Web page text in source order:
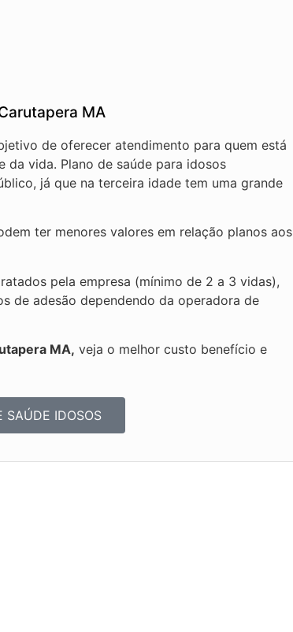
MA
de oferecer atendimento para quem está
da vida. Plano de saúde para idosos
já que na terceira idade tem uma grande
ter menores valores em relação planos aos
pela empresa (mínimo de 2 a 3 vidas),
de adesão dependendo da operadora de
MA, veja o melhor custo benefício e
SAÚDE IDOSOS